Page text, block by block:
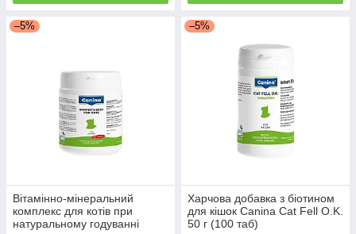
–5%
Вітамінно-мінеральний
комплекс для котів при
натуральному годуванні
–5%
Харчова добавка з біотином
для кішок Canina Cat Fell O.K.
50 г (100 таб)